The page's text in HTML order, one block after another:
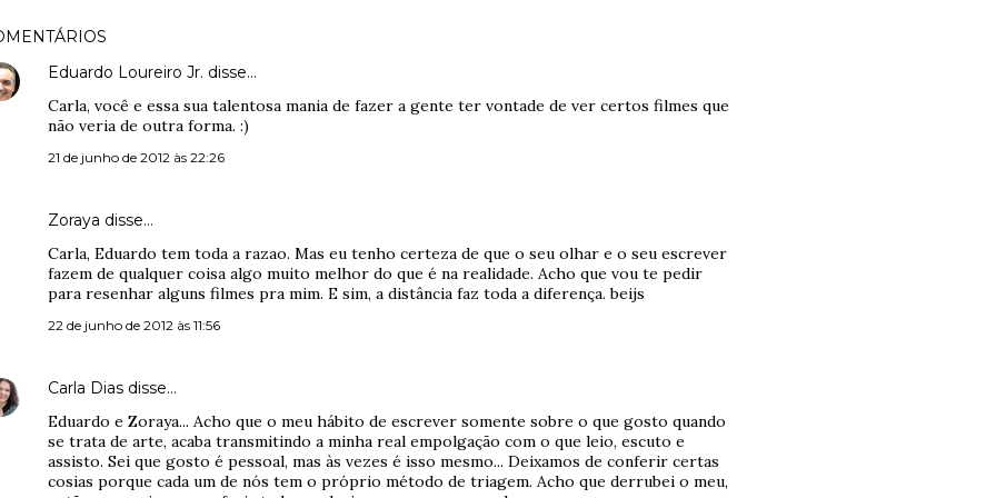
Eduardo Loureiro Jr. disse…
Carla, você e essa sua talentosa mania de fazer a gente ter vontade de ver certos filmes que
não veria de outra forma. :)
21 de junho de 2012 às 22:26
Zoraya disse…
Carla, Eduardo tem toda a razao. Mas eu tenho certeza de que o seu olhar e o seu escrever
fazem de qualquer coisa algo muito melhor do que é na realidade. Acho que vou te pedir
para resenhar alguns filmes pra mim. E sim, a distância faz toda a diferença. beijs
22 de junho de 2012 às 11:56
Carla Dias disse…
Eduardo e Zoraya... Acho que o meu hábito de escrever somente sobre o que gosto quando
se trata de arte, acaba transmitindo a minha real empolgação com o que leio, escuto e
assisto. Sei que gosto é pessoal, mas às vezes é isso mesmo... Deixamos de conferir certas
cosias porque cada um de nós tem o próprio método de triagem. Acho que derrubei o meu,